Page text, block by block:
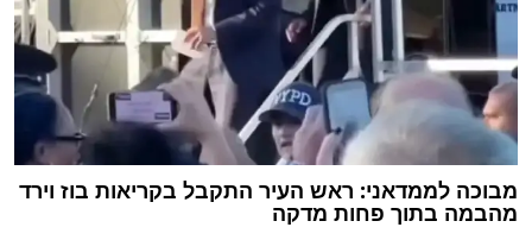
מבוכה לממדאני: ראש העיר התקבל בקריאות בוז וירד
מהבמה בתוך פחות מדקה